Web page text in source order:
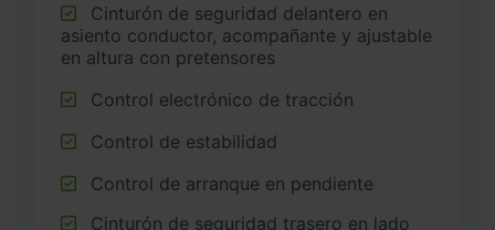
asiento conductor, acompañante y ajustable
en altura con pretensores
Control electrónico de tracción
Control de estabilidad
Control de arranque en pendiente